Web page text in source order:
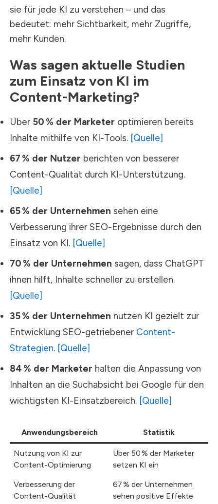
sie für jede KI zu verstehen – und das
bedeutet: mehr Sichtbarkeit, mehr Zugriffe,
mehr Kunden.
Was sagen aktuelle Studien
zum Einsatz von KI im
Content-Marketing?
Über 50 % der Marketer optimieren bereits
Inhalte mithilfe von KI-Tools. [Quelle]
67 % der Nutzer berichten von besserer
Content-Qualität durch KI-Unterstützung.
[Quelle]
65 % der Unternehmen sehen eine
Verbesserung ihrer SEO-Ergebnisse durch den
Einsatz von KI. [Quelle]
70 % der Unternehmen sagen, dass ChatGPT
ihnen hilft, Inhalte schneller zu erstellen.
[Quelle]
35 % der Unternehmen nutzen KI gezielt zur
Entwicklung SEO-getriebener Content-
Strategien. [Quelle]
84 % der Marketer halten die Anpassung von
Inhalten an die Suchabsicht bei Google für den
wichtigsten KI-Einsatzbereich. [Quelle]
Anwendungsbereich Statistik
Nutzung von KI zur
Content-Optimierung
Über 50 % der Marketer
setzen KI ein
Verbesserung der
Content-Qualität
67 % der Unternehmen
sehen positive Effekte